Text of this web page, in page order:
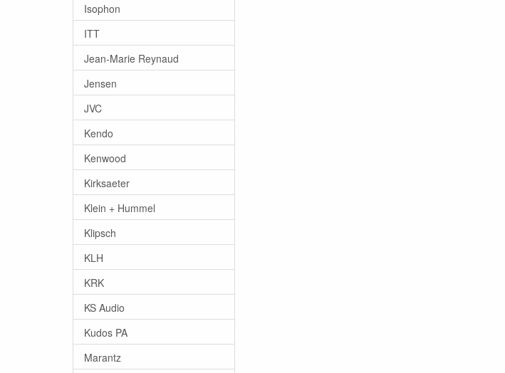
Isophon
ITT
Jean-Marie Reynaud
Jensen
JVC
Kendo
Kenwood
Kirksaeter
Klein + Hummel
Klipsch
KLH
KRK
KS Audio
Kudos PA
Marantz